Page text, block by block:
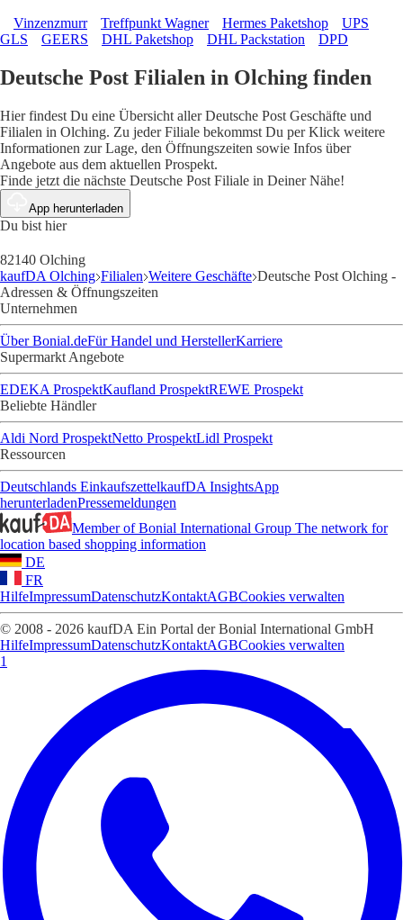
Vinzenzmurr Treffpunkt Wagner Hermes Paketshop
UPS
GLS
GEERS DHL Paketshop DHL Packstation DPD
Deutsche Post Filialen in Olching finden
Hier findest Du eine Übersicht aller Deutsche Post Geschäfte und
Filialen in Olching. Zu jeder Filiale bekommst Du per Klick weitere
Informationen zur Lage, den Öffnungszeiten sowie Infos über
Angebote aus dem aktuellen Prospekt.
Finde jetzt die nächste Deutsche Post Filiale in Deiner Nähe!
App herunterladen
Du bist hier
82140 Olching
kaufDA Olching Filialen Weitere Geschäfte Deutsche Post Olching -
Adressen & Öffnungszeiten
Unternehmen
Über Bonial.deFür Handel und HerstellerKarriere
Supermarkt Angebote
EDEKA ProspektKaufland ProspektREWE Prospekt
Beliebte Händler
Aldi Nord ProspektNetto ProspektLidl Prospekt
Ressourcen
Deutschlands EinkaufszettelkaufDA InsightsApp
herunterladenPressemeldungen
Member of Bonial International Group The network for
location based shopping information
DE
FR
HilfeImpressumDatenschutzKontaktAGBCookies verwalten
© 2008 - 2026 kaufDA Ein Portal der Bonial International GmbH
HilfeImpressumDatenschutzKontaktAGBCookies verwalten
1